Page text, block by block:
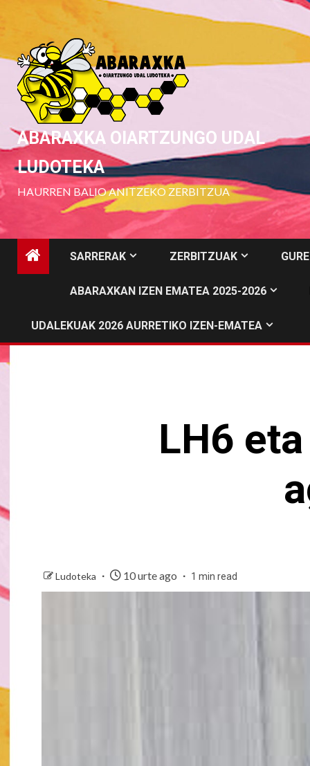
to
content
ABARAXKA OIARTZUNGO UDAL
LUDOTEKA
HAURREN BALIO ANITZEKO ZERBITZUA
SARRERAK ZERBITZUAK
ABARAXKAN IZEN EMATEA 2025-2026
UDALEKUAK 2026 AURRETIKO IZEN-EMATEA
LH6
Ludoteka 10 urte ago 1 min read